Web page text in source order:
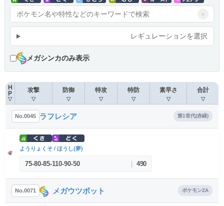
×
レギュレーションを選択
メガシンカのみ表示
H
P
▽
攻撃
▽
防御
▽
特攻
▽
特防
▽
素早さ
▽
合計
▽
No.0045 ラフレシア 第1世代(赤緑)
ようりょくそ / ほうし(夢)
75-80-85-110-90-50 | 490
No.0071 メガウツボット ポケモンZA